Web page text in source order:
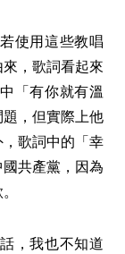
使用這些教唱
，歌詞看起來
「有你就有溫
，但實際上他
歌詞中的「幸
共產黨，因為
，我也不知道